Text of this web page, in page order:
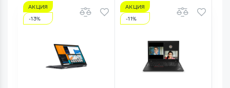
АКЦИЯ
-13%
АКЦИЯ
-11%